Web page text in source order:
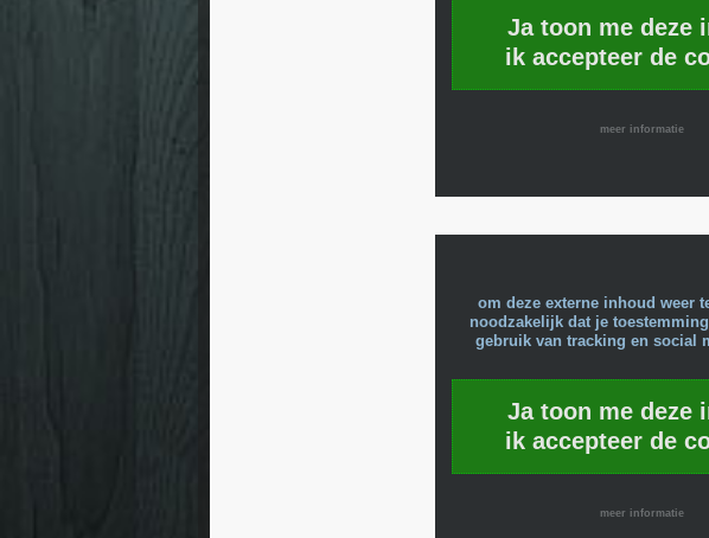
Ja toon me deze
ik accepteer de
meer informatie
om deze externe inhoud weer
noodzakelijk dat je
gebruik van tracking en social
Ja toon me deze
ik accepteer de
meer informatie